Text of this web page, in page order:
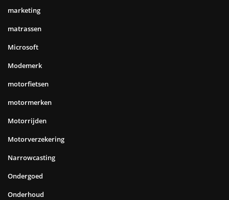
marketing
matrassen
Microsoft
Modemerk
motorfietsen
motormerken
Motorrijden
Motorverzekering
Narrowcasting
Ondergoed
Onderhoud